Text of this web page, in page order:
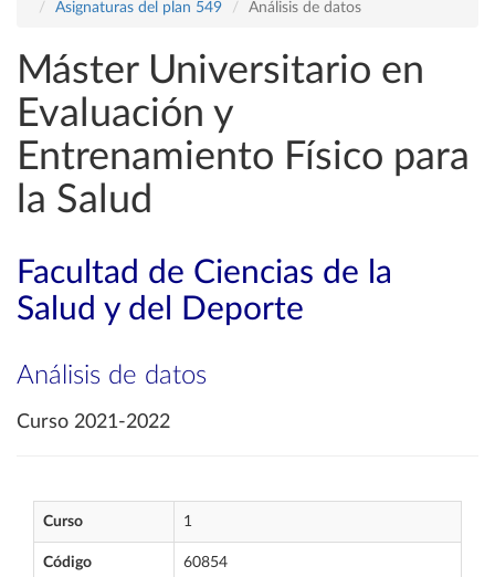
Asignaturas del plan 549
Análisis de datos
Máster Universitario en
Evaluación y
Entrenamiento Físico para
la Salud
Facultad de Ciencias de la
Salud y del Deporte
Análisis de datos
Curso 2021-2022
Curso 1
Código 60854